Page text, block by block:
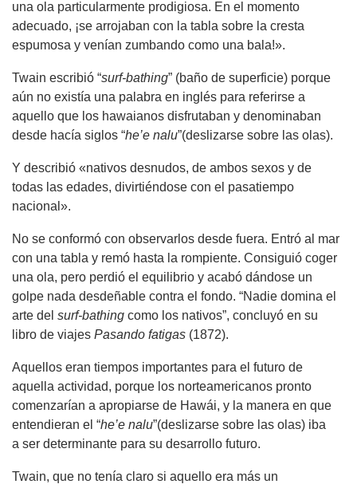
una ola particularmente prodigiosa. En el momento
adecuado, ¡se arrojaban con la tabla sobre la cresta
espumosa y venían zumbando como una bala!».
Twain escribió “surf-bathing” (baño de superficie) porque
aún no existía una palabra en inglés para referirse a
aquello que los hawaianos disfrutaban y denominaban
desde hacía siglos “he’e nalu”(deslizarse sobre las olas).
Y describió «nativos desnudos, de ambos sexos y de
todas las edades, divirtiéndose con el pasatiempo
nacional».
No se conformó con observarlos desde fuera. Entró al mar
con una tabla y remó hasta la rompiente. Consiguió coger
una ola, pero perdió el equilibrio y acabó dándose un
golpe nada desdeñable contra el fondo. “Nadie domina el
arte del surf-bathing como los nativos”, concluyó en su
libro de viajes Pasando fatigas (1872).
Aquellos eran tiempos importantes para el futuro de
aquella actividad, porque los norteamericanos pronto
comenzarían a apropiarse de Hawái, y la manera en que
entendieran el “he’e nalu”(deslizarse sobre las olas) iba
a ser determinante para su desarrollo futuro.
Twain, que no tenía claro si aquello era más un